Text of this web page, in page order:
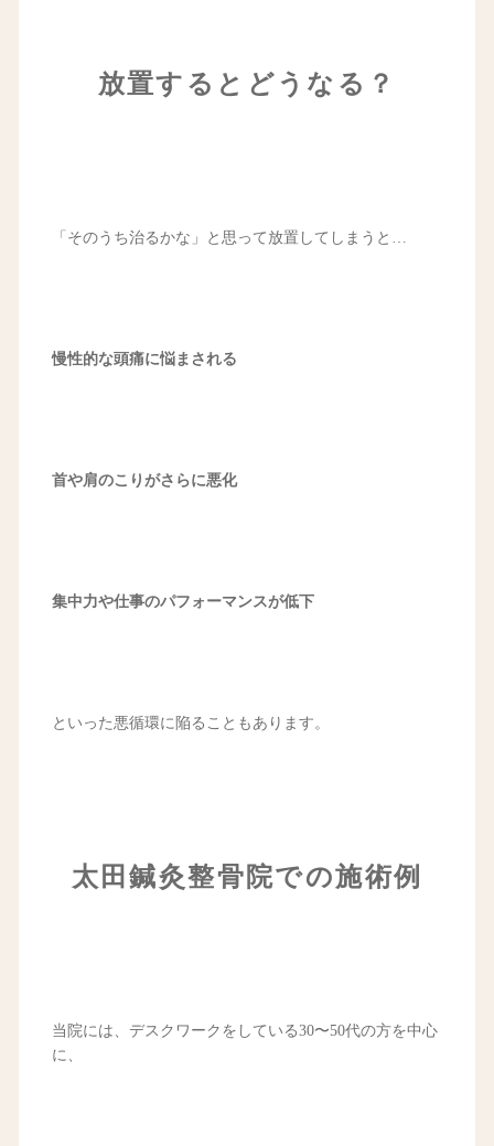
放置するとどうなる？
「そのうち治るかな」と思って放置してしまうと…
慢性的な頭痛に悩まされる
首や肩のこりがさらに悪化
集中力や仕事のパフォーマンスが低下
といった悪循環に陥ることもあります。
太田鍼灸整骨院での施術例
当院には、デスクワークをしている30〜50代の方を中心
に、